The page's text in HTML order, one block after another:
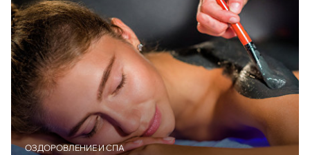
ОЗДОРОВЛЕНИЕ И СПА